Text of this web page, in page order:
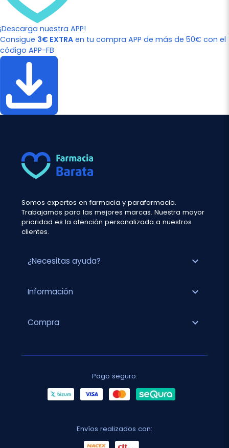
¡Descarga nuestra APP!
Consigue 3€ EXTRA en tu compra APP de más de 50€ con el
código APP-FB
Somos expertos en farmacia y parafarmacia.
Trabajamos para las mejores marcas. Nuestra mayor
prioridad es la atención personalizada a nuestros
clientes.
¿Necesitas ayuda? expand_more
Información expand_more
Compra expand_more
Pago seguro:
Envíos realizados con: